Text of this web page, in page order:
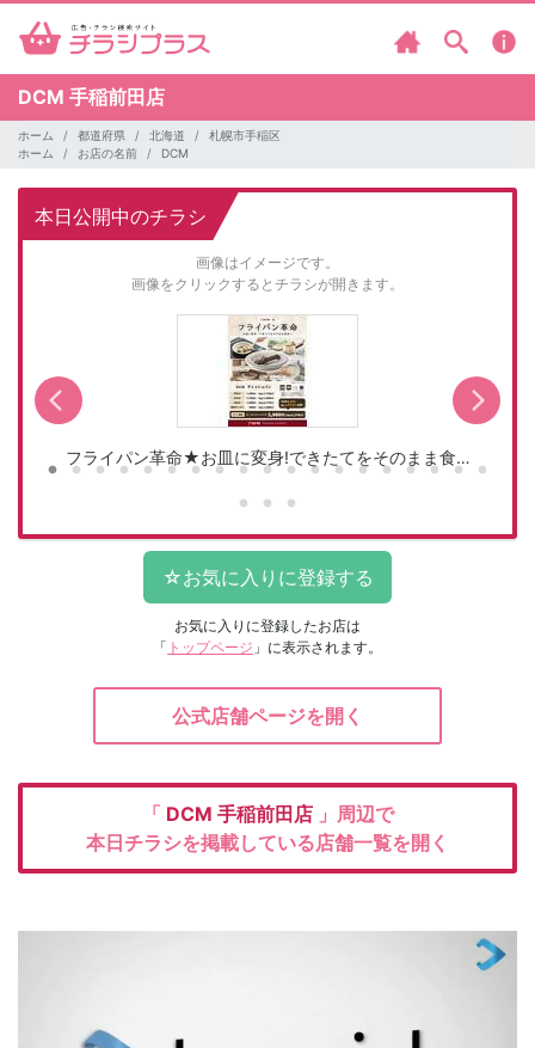
DCM 手稲前田店
ホーム 都道府県 北海道
札幌市手稲区
ホーム
お店の名前 DCM
本日公開中のチラシ
画像はイメージです。
画像をクリックするとチラシが開きます。
フライパン革命★お皿に変身!できたてをそのまま食…
お気に入りに登録したお店は
「 トップページ 」に表示されます。
公式店舗ページを開く
「 DCM 手稲前田店 」周辺で
本日チラシを掲載している店舗一覧を開く